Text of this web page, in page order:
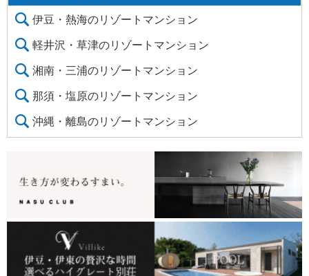
伊豆・熱海のリゾートマンション
軽井沢・草津のリゾートマンション
湘南・三浦のリゾートマンション
那須・塩原のリゾートマンション
沖縄・離島のリゾートマンション